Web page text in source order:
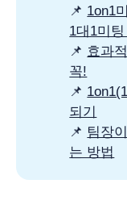
📌 1on1
1대1미
📌 효과
꼭!
📌
되기
📌 팀장
는 방법